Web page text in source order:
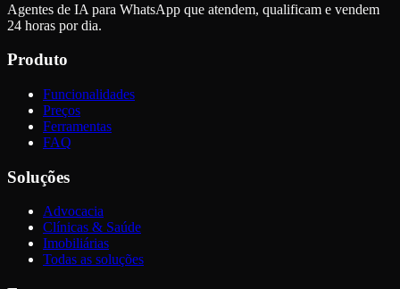
Agentes de IA para WhatsApp que atendem, qualificam e vendem
24 horas por dia.
Produto
Funcionalidades
Preços
Ferramentas
FAQ
Soluções
Advocacia
Clínicas & Saúde
Imobiliárias
Todas as soluções